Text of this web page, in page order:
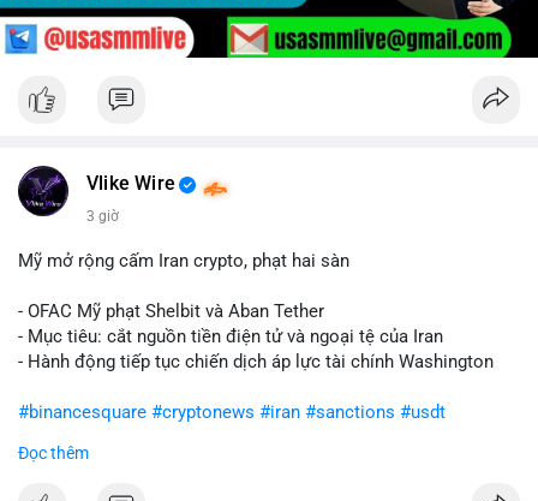
Vlike Wire
3 giờ
Mỹ mở rộng cấm Iran crypto, phạt hai sàn
- OFAC Mỹ phạt Shelbit và Aban Tether
- Mục tiêu: cắt nguồn tiền điện tử và ngoại tệ của Iran
- Hành động tiếp tục chiến dịch áp lực tài chính Washington
#binancesquare #cryptonews #iran #sanctions #usdt
$usdt
Đọc thêm